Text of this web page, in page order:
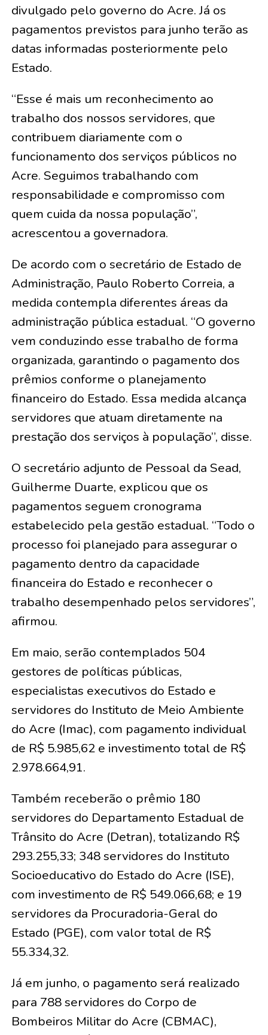
divulgado pelo governo do Acre. Já os
pagamentos previstos para junho terão as
datas informadas posteriormente pelo
Estado.
“Esse é mais um reconhecimento ao
trabalho dos nossos servidores, que
contribuem diariamente com o
funcionamento dos serviços públicos no
Acre. Seguimos trabalhando com
responsabilidade e compromisso com
quem cuida da nossa população”,
acrescentou a governadora.
De acordo com o secretário de Estado de
Administração, Paulo Roberto Correia, a
medida contempla diferentes áreas da
administração pública estadual. “O governo
vem conduzindo esse trabalho de forma
organizada, garantindo o pagamento dos
prêmios conforme o planejamento
financeiro do Estado. Essa medida alcança
servidores que atuam diretamente na
prestação dos serviços à população”, disse.
O secretário adjunto de Pessoal da Sead,
Guilherme Duarte, explicou que os
pagamentos seguem cronograma
estabelecido pela gestão estadual. “Todo o
processo foi planejado para assegurar o
pagamento dentro da capacidade
financeira do Estado e reconhecer o
trabalho desempenhado pelos servidores”,
afirmou.
Em maio, serão contemplados 504
gestores de políticas públicas,
especialistas executivos do Estado e
servidores do Instituto de Meio Ambiente
do Acre (Imac), com pagamento individual
de R$ 5.985,62 e investimento total de R$
2.978.664,91.
Também receberão o prêmio 180
servidores do Departamento Estadual de
Trânsito do Acre (Detran), totalizando R$
293.255,33; 348 servidores do Instituto
Socioeducativo do Estado do Acre (ISE),
com investimento de R$ 549.066,68; e 19
servidores da Procuradoria-Geral do
Estado (PGE), com valor total de R$
55.334,32.
Já em junho, o pagamento será realizado
para 788 servidores do Corpo de
Bombeiros Militar do Acre (CBMAC),